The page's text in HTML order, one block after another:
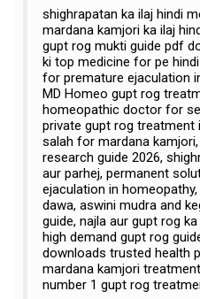
shighrapatan ka ilaj hindi
mardana kamjori ka ilaj
gupt rog mukti guide pdf
ki top medicine for pe
for premature ejaculation
MD Homeo gupt rog
homeopathic doctor for
private gupt rog treatment
salah for mardana
research guide 2026,
aur parhej, permanent
ejaculation in
dawa, aswini mudra and
guide, najla aur gupt rog
high demand gupt rog
downloads trusted health
mardana kamjori
number 1 gupt rog